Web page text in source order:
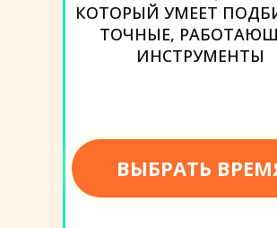
ВЫБРАТЬ
КОТОРЫЙ УМЕЕТ
ТОЧНЫЕ,
ИНСТРУМЕНТЫ